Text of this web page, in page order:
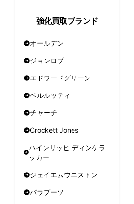
強化買取ブランド
オールデン
ジョンロブ
エドワードグリーン
ベルルッティ
チャーチ
Crockett Jones
ハインリッヒ ディンケラ
ッカー
ジェイエムウエストン
パラブーツ